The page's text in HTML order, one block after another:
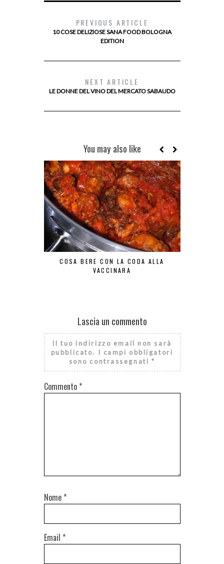
PREVIOUS ARTICLE
10 COSE DELIZIOSE SANA FOOD BOLOGNA
EDITION
NEXT ARTICLE
LE DONNE DEL VINO DEL MERCATO SABAUDO
You may also like
COSA BERE CON LA CODA ALLA
VACCINARA
Lascia un commento
Il tuo indirizzo email non sarà
pubblicato.
I campi obbligatori
sono contrassegnati *
Commento *
Nome *
Email *